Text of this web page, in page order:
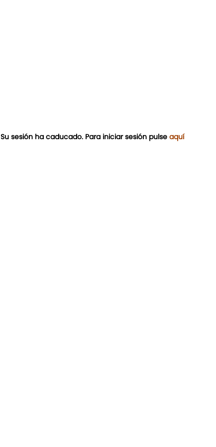
Su sesión ha caducado. Para iniciar sesión pulse aquí